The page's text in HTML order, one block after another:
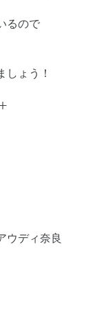
るので
しょう！
ウディ奈良